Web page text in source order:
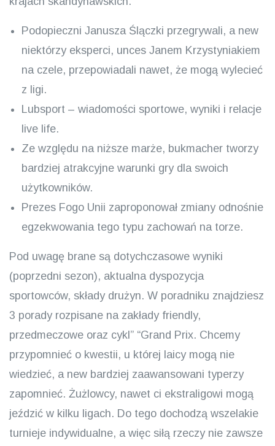
Podopieczni Janusza Ślączki przegrywali, a new
niektórzy eksperci, unces Janem Krzystyniakiem
na czele, przepowiadali nawet, że mogą wylecieć
z ligi.
Lubsport – wiadomości sportowe, wyniki i relacje
live life.
Ze względu na niższe marże, bukmacher tworzy
bardziej atrakcyjne warunki gry dla swoich
użytkowników.
Prezes Fogo Unii zaproponował zmiany odnośnie
egzekwowania tego typu zachowań na torze.
Pod uwagę brane są dotychczasowe wyniki
(poprzedni sezon), aktualna dyspozycja
sportowców, składy drużyn. W poradniku znajdziesz
3 porady rozpisane na zakłady friendly,
przedmeczowe oraz cykl” “Grand Prix. Chcemy
przypomnieć o kwestii, u której laicy mogą nie
wiedzieć, a new bardziej zaawansowani typerzy
zapomnieć. Żużlowcy, nawet ci ekstraligowi mogą
jeździć w kilku ligach. Do tego dochodzą wszelakie
turnieje indywidualne, a więc siłą rzeczy nie zawsze